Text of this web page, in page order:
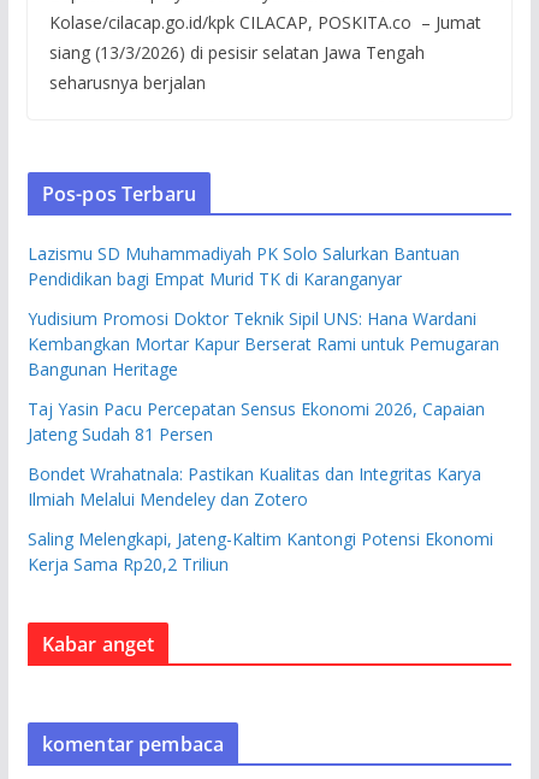
Kolase/cilacap.go.id/kpk CILACAP, POSKITA.co – Jumat
siang (13/3/2026) di pesisir selatan Jawa Tengah
seharusnya berjalan
Pos-pos Terbaru
Lazismu SD Muhammadiyah PK Solo Salurkan Bantuan
Pendidikan bagi Empat Murid TK di Karanganyar
Yudisium Promosi Doktor Teknik Sipil UNS: Hana Wardani
Kembangkan Mortar Kapur Berserat Rami untuk Pemugaran
Bangunan Heritage
Taj Yasin Pacu Percepatan Sensus Ekonomi 2026, Capaian
Jateng Sudah 81 Persen
Bondet Wrahatnala: Pastikan Kualitas dan Integritas Karya
Ilmiah Melalui Mendeley dan Zotero
Saling Melengkapi, Jateng-Kaltim Kantongi Potensi Ekonomi
Kerja Sama Rp20,2 Triliun
Kabar anget
komentar pembaca